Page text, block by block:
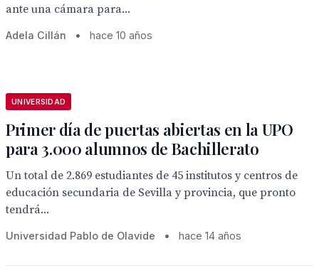
ante una cámara para...
Adela Cillán • hace 10 años
UNIVERSIDAD
Primer día de puertas abiertas en la UPO
para 3.000 alumnos de Bachillerato
Un total de 2.869 estudiantes de 45 institutos y centros de
educación secundaria de Sevilla y provincia, que pronto
tendrá...
Universidad Pablo de Olavide • hace 14 años